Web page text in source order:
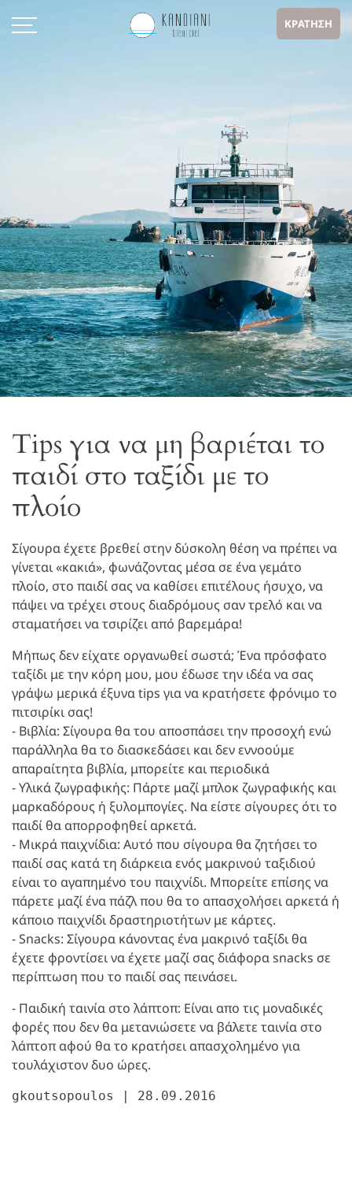
ΚΡΑΤΗΣΗ
Tips για να μη βαριέται το
παιδί στο ταξίδι με το
πλοίο
Σίγουρα έχετε βρεθεί στην δύσκολη θέση να πρέπει να
γίνεται «κακιά», φωνάζοντας μέσα σε ένα γεμάτο
πλοίο, στο παιδί σας να καθίσει επιτέλους ήσυχο, να
πάψει να τρέχει στους διαδρόμους σαν τρελό και να
σταματήσει να τσιρίζει από βαρεμάρα!
Μήπως δεν είχατε οργανωθεί σωστά; Ένα πρόσφατο
ταξίδι με την κόρη μου, μου έδωσε την ιδέα να σας
γράψω μερικά έξυνα tips για να κρατήσετε φρόνιμο το
πιτσιρίκι σας!
- Βιβλία: Σίγουρα θα του αποσπάσει την προσοχή ενώ
παράλληλα θα το διασκεδάσει και δεν εννοούμε
απαραίτητα βιβλία, μπορείτε και περιοδικά
- Υλικά ζωγραφικής: Πάρτε μαζί μπλοκ ζωγραφικής και
μαρκαδόρους ή ξυλομπογίες. Να είστε σίγουρες ότι το
παιδί θα απορροφηθεί αρκετά.
- Μικρά παιχνίδια: Αυτό που σίγουρα θα ζητήσει το
παιδί σας κατά τη διάρκεια ενός μακρινού ταξιδιού
είναι το αγαπημένο του παιχνίδι. Μπορείτε επίσης να
πάρετε μαζί ένα πάζλ που θα το απασχολήσει αρκετά ή
κάποιο παιχνίδι δραστηριοτήτων με κάρτες.
- Snacks: Σίγουρα κάνοντας ένα μακρινό ταξίδι θα
έχετε φροντίσει να έχετε μαζί σας διάφορα snacks σε
περίπτωση που το παιδί σας πεινάσει.
- Παιδική ταινία στο λάπτοπ: Είναι απο τις μοναδικές
φορές που δεν θα μετανιώσετε να βάλετε ταινία στο
λάπτοπ αφού θα το κρατήσει απασχολημένο για
τουλάχιστον δυο ώρες.
gkoutsopoulos | 28.09.2016